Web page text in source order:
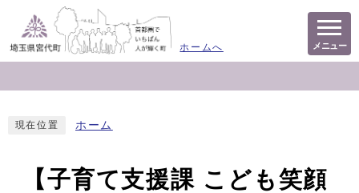
ホームへ メニュー
現在位置 ホーム
【子育て支援課 こども笑顔